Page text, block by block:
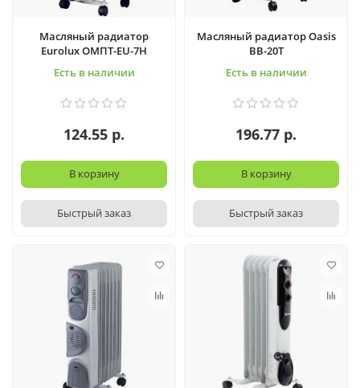
Масляный радиатор
Eurolux ОМПТ-EU-7Н
Есть в наличии
124.55 р.
В корзину
Быстрый заказ
Масляный радиатор Oasis
BB-20T
Есть в наличии
196.77 р.
В корзину
Быстрый заказ